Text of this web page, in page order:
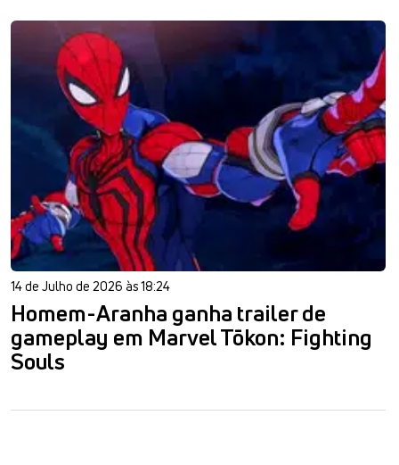
14 de Julho de 2026 às 18:24
Homem-Aranha ganha trailer de
gameplay em Marvel Tōkon: Fighting
Souls